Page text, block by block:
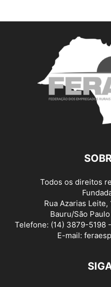
Todos os direitos
Rua Azarias
Bauru/São
Telefone: (14) 3879-5198
E-mail: